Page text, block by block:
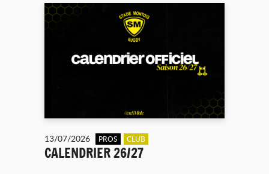
13/07/2026 PROS CLUB
CALENDRIER 26/27